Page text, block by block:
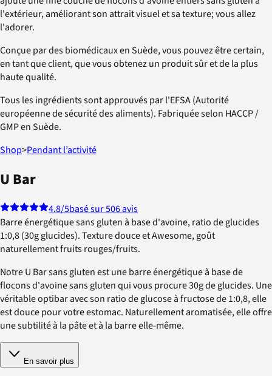
l'extérieur, améliorant son attrait visuel et sa texture; vous allez
l'adorer.
Conçue par des biomédicaux en Suède, vous pouvez être certain,
en tant que client, que vous obtenez un produit sûr et de la plus
haute qualité.
Tous les ingrédients sont approuvés par l'EFSA (Autorité
européenne de sécurité des aliments). Fabriquée selon HACCP /
GMP en Suède.
Shop>Pendant l’activité
U Bar
4.8/5basé sur 506 avis
Barre énergétique sans gluten à base d'avoine, ratio de glucides
1:0,8 (30g glucides). Texture douce et Awesome, goût
naturellement fruits rouges/fruits.
Notre U Bar sans gluten est une barre énergétique à base de
flocons d'avoine sans gluten qui vous procure 30g de glucides. Une
véritable optibar avec son ratio de glucose à fructose de 1:0,8, elle
est douce pour votre estomac. Naturellement aromatisée, elle offre
une subtilité à la pâte et à la barre elle-même.
En savoir plus